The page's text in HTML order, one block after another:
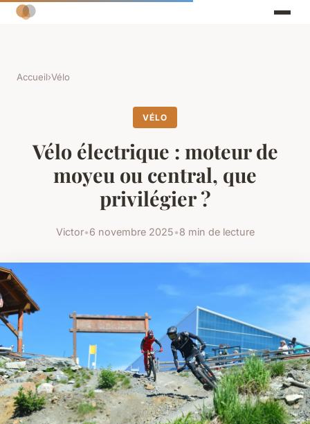
Accueil›Vélo
VÉLO
Vélo électrique : moteur de
moyeu ou central, que
privilégier ?
Victor•6 novembre 2025•8 min de lecture